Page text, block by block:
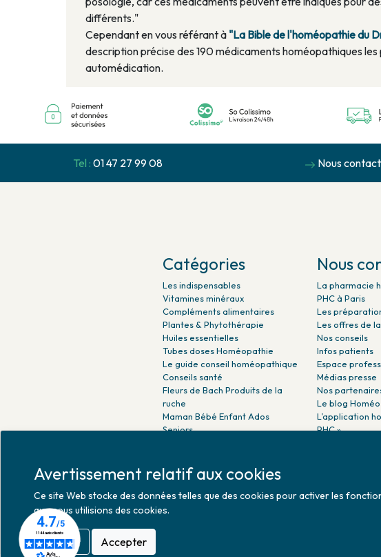
différents."
Cependant en vous référant à "La Bible de l'homéopathie du
description précise des 190 médicaments homéopathiques les
automédication.
Tel : 01 47 27 99 08 Nous
Catégories
Les indispensables
Vitamines minéraux
Compléments alimentaires
Plantes & Phytothérapie
Huiles essentielles
Tubes doses Homéopathie
Le guide conseil homéopathique
Conseils santé
Fleurs de Bach Produits de la
ruche
Maman Bébé Enfant Ados
Seniors
Médicaments Parapharmacie
Nous
La pharmacie
PHC à Paris
Les
Les offres de
Nos conseils
Infos patients
Espace
Médias presse
Nos
Le blog
L’application
PHC »
Enfants - AMFE
Avertissement relatif aux cookies
Ce site Web stocke des données telles que des cookies pour activer les
que nous utilisions des cookies.
Refuser Accepter